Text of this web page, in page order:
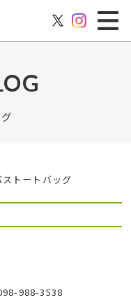
ストートバッグ
988-3538